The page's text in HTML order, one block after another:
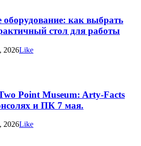
как выбрать
стол для работы
2026Like
Point Museum: Arty-Facts
и ПК 7 мая.
2026Like